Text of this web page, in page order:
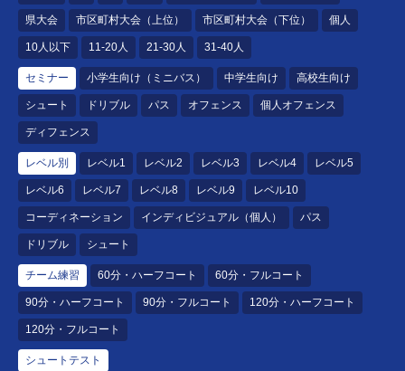
県大会 市区町村大会（上位） 市区町村大会（下位） 個人
10人以下 11-20人 21-30人 31-40人
セミナー 小学生向け（ミニバス） 中学生向け 高校生向け
シュート ドリブル パス オフェンス 個人オフェンス
ディフェンス
レベル別 レベル1 レベル2 レベル3 レベル4 レベル5
レベル6 レベル7 レベル8 レベル9 レベル10
コーディネーション インディビジュアル（個人） パス
ドリブル シュート
チーム練習 60分・ハーフコート 60分・フルコート
90分・ハーフコート 90分・フルコート 120分・ハーフコート
120分・フルコート
シュートテスト